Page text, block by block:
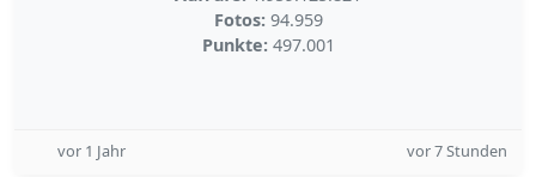
Fotos: 94.959
Punkte: 497.001
vor 1 Jahr vor 7 Stunden